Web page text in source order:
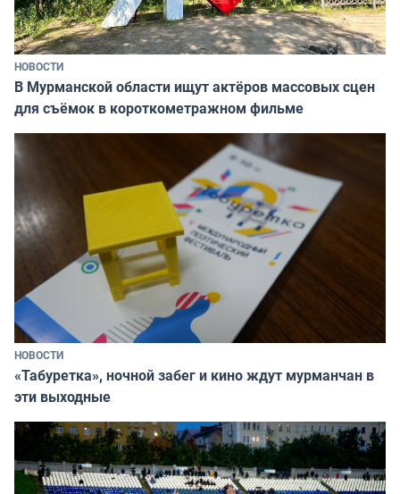
НОВОСТИ
В Мурманской области ищут актёров массовых сцен
для съёмок в короткометражном фильме
НОВОСТИ
«Табуретка», ночной забег и кино ждут мурманчан в
эти выходные